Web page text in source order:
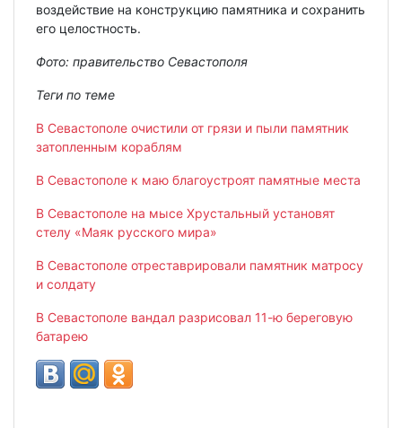
воздействие на конструкцию памятника и сохранить
его целостность.
Фото: правительство Севастополя
Теги по теме
В Севастополе очистили от грязи и пыли памятник
затопленным кораблям
В Севастополе к маю благоустроят памятные места
В Севастополе на мысе Хрустальный установят
стелу «Маяк русского мира»
В Севастополе отреставрировали памятник матросу
и солдату
В Севастополе вандал разрисовал 11-ю береговую
батарею